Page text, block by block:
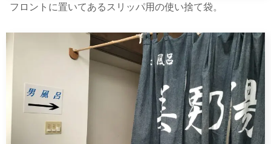
フロントに置いてあるスリッパ用の使い捨て袋。